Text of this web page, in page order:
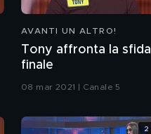
AVANTI UN ALTRO!
Tony affronta la sfida
finale
08 mar 2021 | Canale 5
2